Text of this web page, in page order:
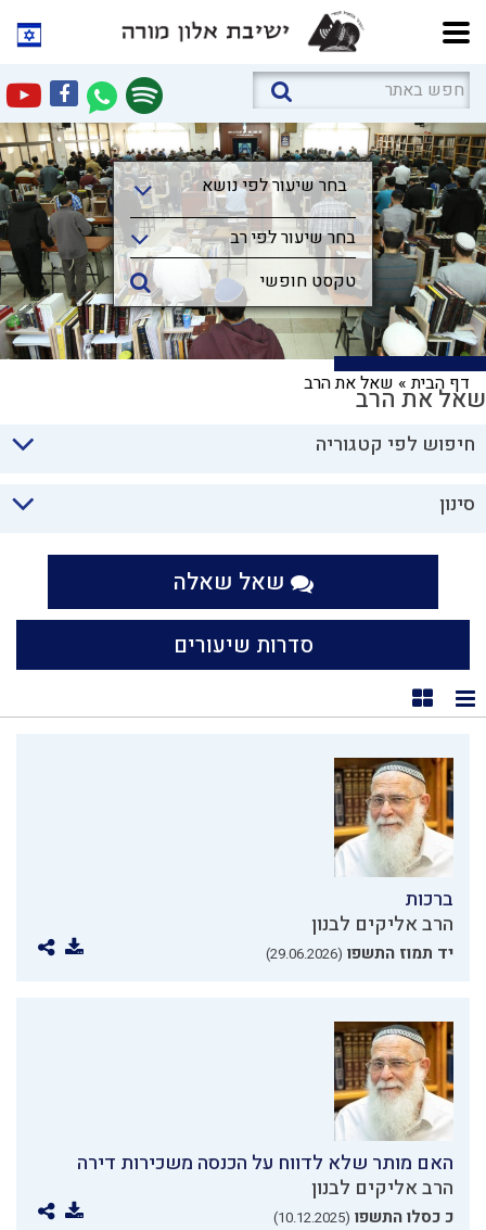
בחר שיעור לפי נושא
בחר שיעור לפי נושא
בחר שיעור לפי רב
דף הבית» שאל את הרבשאל את הרב
חיפוש לפי קטגוריה
סינון
שאל שאלה
סדרות שיעורים
תצוגת רשימה
תצוגת קוביות
ברכות
הרב אליקים לבנון
יד תמוז התשפו (29.06.2026)
האם מותר שלא לדווח על הכנסה משכירות דירה
הרב אליקים לבנון
כ כסלו התשפו (10.12.2025)